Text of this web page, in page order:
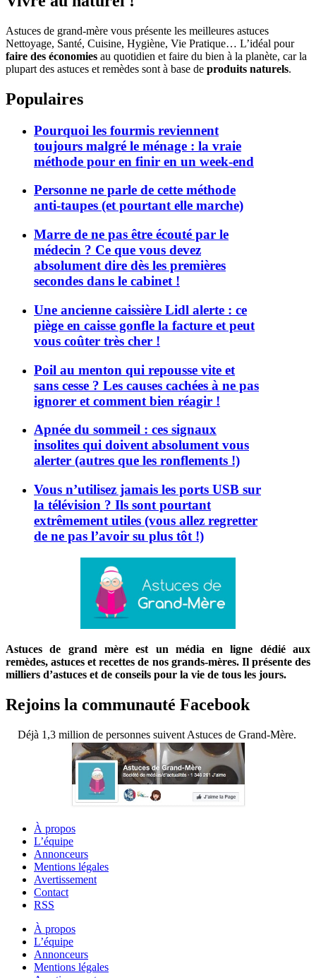
Astuces de grand-mère vous présente les meilleures astuces
Nettoyage, Santé, Cuisine, Hygiène, Vie Pratique… L’idéal pour
faire des économies au quotidien et faire du bien à la planète, car la
plupart des astuces et remèdes sont à base de produits naturels.
Populaires
Pourquoi les fourmis reviennent
toujours malgré le ménage : la vraie
méthode pour en finir en un week-end
Personne ne parle de cette méthode
anti-taupes (et pourtant elle marche)
Marre de ne pas être écouté par le
médecin ? Ce que vous devez
absolument dire dès les premières
secondes dans le cabinet !
Une ancienne caissière Lidl alerte : ce
piège en caisse gonfle la facture et peut
vous coûter très cher !
Poil au menton qui repousse vite et
sans cesse ? Les causes cachées à ne pas
ignorer et comment bien réagir !
Apnée du sommeil : ces signaux
insolites qui doivent absolument vous
alerter (autres que les ronflements !)
Vous n’utilisez jamais les ports USB sur
la télévision ? Ils sont pourtant
extrêmement utiles (vous allez regretter
de ne pas l’avoir su plus tôt !)
Astuces de grand mère est un média en ligne dédié aux
remèdes, astuces et recettes de nos grands-mères. Il présente des
milliers d’astuces et de conseils pour la vie de tous les jours.
Rejoins la communauté Facebook
Déjà 1,3 million de personnes suivent Astuces de Grand-Mère.
À propos
L’équipe
Annonceurs
Mentions légales
Avertissement
Contact
RSS
À propos
L’équipe
Annonceurs
Mentions légales